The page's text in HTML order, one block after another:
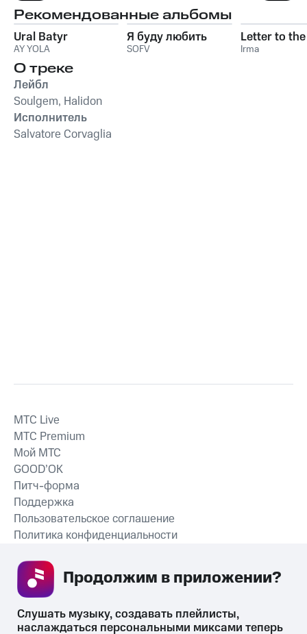
Рекомендованные альбомы
Ural Batyr
AY YOLA
Я буду любить
SOFV
Letter to
Irma
О треке
Лейбл
Soulgem, Halidon
Исполнитель
Salvatore Corvaglia
СКАЧАТЬ ПРИЛОЖЕНИЕ
MTС Live
MTС Premium
Мой МТС
GOOD’OK
Питч-форма
Поддержка
Пользовательское соглашение
Политика конфиденциальности
Слушать музыку, создавать плейлисты,
наслаждаться персональными миксами теперь